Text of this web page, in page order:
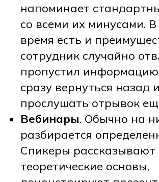
напоминает
со всеми их минусами.
время есть и
сотрудник случайно
пропустил
сразу вернуться назад и
прослушать отрывок
Вебинары. Обычно на
разбирается
Спикеры рассказывают
теоретические основы,